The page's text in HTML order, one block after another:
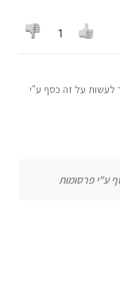
שלי כשמעולם לא
1
לעשות על זה כסף ע"י
ע"י פרסומות